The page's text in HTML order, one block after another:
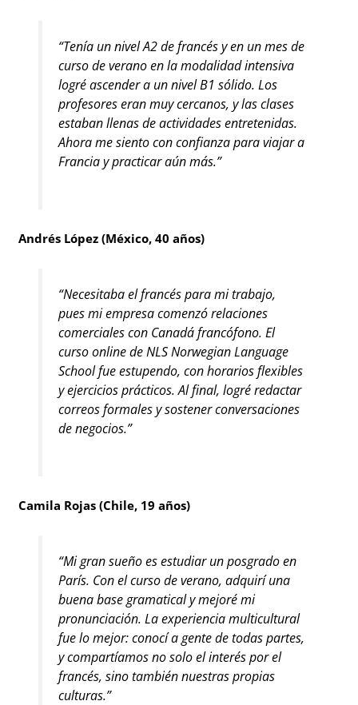
“Tenía un nivel A2 de francés y en un mes de
curso de verano en la modalidad intensiva
logré ascender a un nivel B1 sólido. Los
profesores eran muy cercanos, y las clases
estaban llenas de actividades entretenidas.
Ahora me siento con confianza para viajar a
Francia y practicar aún más.”
Andrés López (México, 40 años)
“Necesitaba el francés para mi trabajo,
pues mi empresa comenzó relaciones
comerciales con Canadá francófono. El
curso online de NLS Norwegian Language
School fue estupendo, con horarios flexibles
y ejercicios prácticos. Al final, logré redactar
correos formales y sostener conversaciones
de negocios.”
Camila Rojas (Chile, 19 años)
“Mi gran sueño es estudiar un posgrado en
París. Con el curso de verano, adquirí una
buena base gramatical y mejoré mi
pronunciación. La experiencia multicultural
fue lo mejor: conocí a gente de todas partes,
y compartíamos no solo el interés por el
francés, sino también nuestras propias
culturas.”